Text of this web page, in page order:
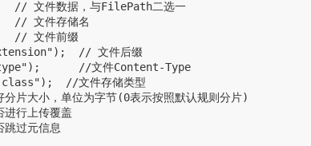
文件数据，与FilePath二选一
// 文件存储名
// 文件前缀
// 文件后缀
//文件Content-Type
//文件存储类型
大小，单位为字节(0表示按照默认规则分片)
行上传覆盖
过元信息